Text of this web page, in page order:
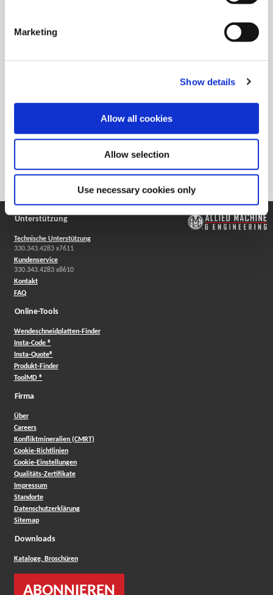
Marketing
Show details
Allow all cookies
Allow selection
Use necessary cookies only
Wendeschneidplatten-Konfigurator für das Ausdrehen
Wohlhaupter® bietet eine große Auswahl an
Bohrungen. Hier finden Sie garantiert die beste
Wendeschneidplatte für Ihre Anwendung.
Unterstützung
Technische Unterstützung
330.343.4283 x7611
Kundenservice
330.343.4283 x8610
Kontakt
FAQ
Online-Tools
Wendeschneidplatten-Finder
Insta-Code ®
Insta-Quote®
Produkt-Finder
ToolMD ®
Firma
Über
Careers
Konfliktmineralien (CMRT)
Cookie-Richtlinien
Cookie-Einstellungen
Qualitäts-Zertifikate
Impressum
Standorte
Datenschutzerklärung
Sitemap
Downloads
Kataloge, Broschüren
ABONNIEREN